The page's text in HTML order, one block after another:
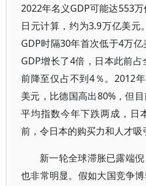
2022年名义GDP可能达553
日元计算，约为3.9万亿美元
GDP时隔30年首次低于4万
GDP增长了4倍，日本此前
前降至仅占不到4％。2012
美元，比德国高出80%，但
平均指数今年下跌两成，日
前，令日本的购买力和人才吸
新一轮全球滞胀已露端
也非常明显。假如大国竞争